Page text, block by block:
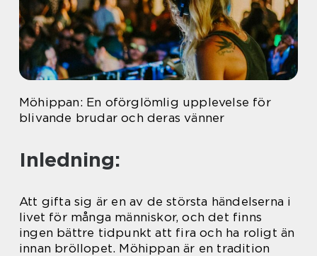
Möhippan: En oförglömlig upplevelse för
blivande brudar och deras vänner
Inledning:
Att gifta sig är en av de största händelserna i
livet för många människor, och det finns
ingen bättre tidpunkt att fira och ha roligt än
innan bröllopet. Möhippan är en tradition